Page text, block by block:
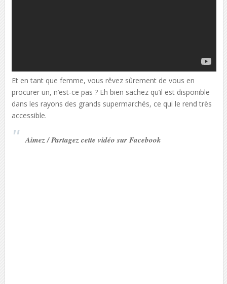
Et en tant que femme, vous rêvez sûrement de vous en
procurer un, n’est-ce pas ? Eh bien sachez qu’il est disponible
dans les rayons des grands supermarchés, ce qui le rend très
accessible.
Aimez / Partagez cette vidéo sur Facebook